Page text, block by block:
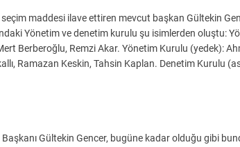
maddesi ilave ettiren mevcut başkan Gültekin
Yönetim ve denetim kurulu şu isimlerden oluştu:
Berberoğlu, Remzi Akar. Yönetim Kurulu (yedek):
Ramazan Keskin, Tahsin Kaplan. Denetim Kurulu
Gültekin Gencer, bugüne kadar olduğu gibi